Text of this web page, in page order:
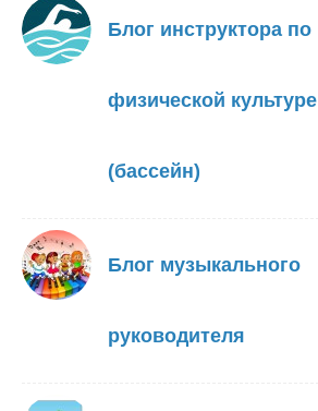
Блог инструктора по
физической культуре
(бассейн)
Блог музыкального
руководителя